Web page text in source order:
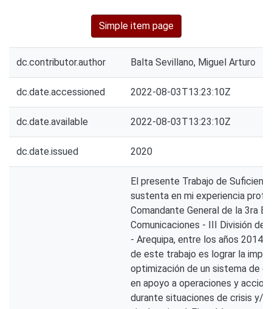
Simple item page
dc.contributor.author Balta Sevillano, Miguel Arturo
dc.date.accessioned 2022-08-03T13:23:10Z
dc.date.available 2022-08-03T13:23:10Z
dc.date.issued 2020
El presente Trabajo de
sustenta en mi experiencia
Comandante General de la 3ra
Comunicaciones - III División del
- Arequipa, entre los años 2014
de este trabajo es lograr la
optimización de un sistema de
en apoyo a operaciones y
durante situaciones de crisis y/o